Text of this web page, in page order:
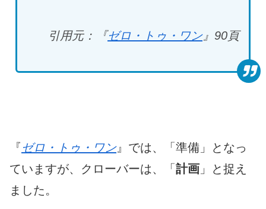
引用元：『ゼロ・トゥ・ワン』90頁
『 ゼロ・トゥ・ワン』では、「準備」となっ
ていますが、クローバーは、「計画 」と捉え
ました。